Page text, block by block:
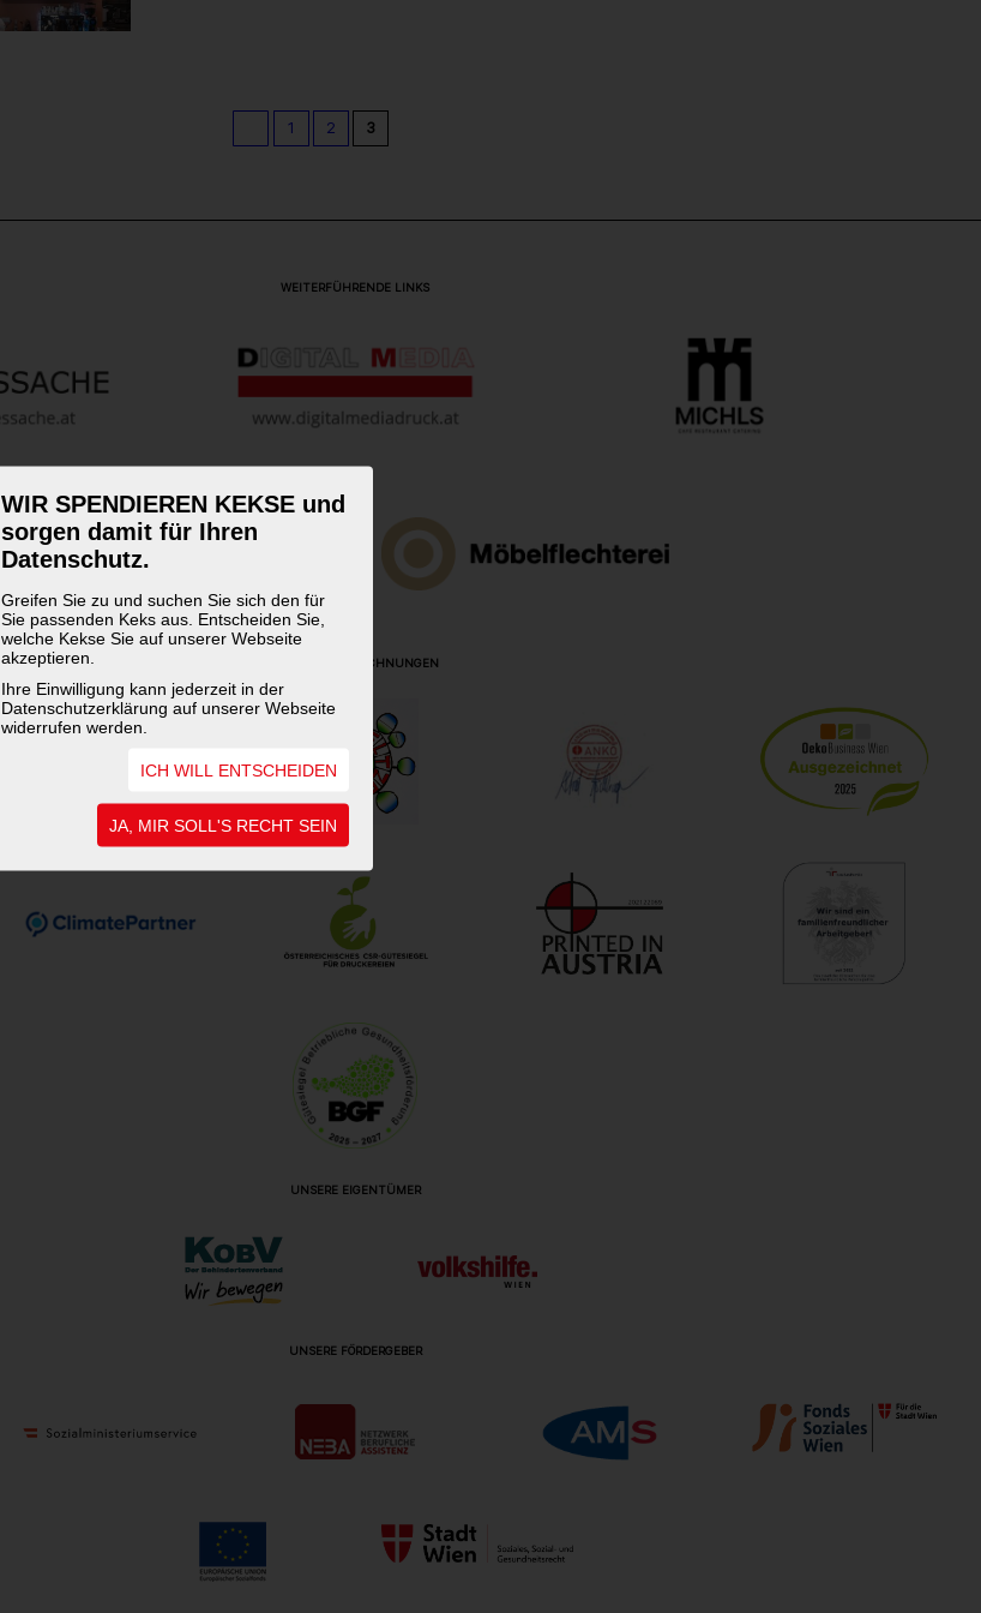
WIR SPENDIEREN KEKSE und
sorgen damit für Ihren
Datenschutz.
Greifen Sie zu und suchen Sie sich den für
Sie passenden Keks aus. Entscheiden Sie,
welche Kekse Sie auf unserer Webseite
akzeptieren.
Ihre Einwilligung kann jederzeit in der
Datenschutzerklärung auf unserer Webseite
widerrufen werden.
ICH WILL ENTSCHEIDEN
JA, MIR SOLL'S RECHT SEIN
1 2 3
WEITERFÜHRENDE LINKS
UNSERE AUSZEICHNUNGEN
UNSERE EIGENTÜMER
UNSERE FÖRDERGEBER